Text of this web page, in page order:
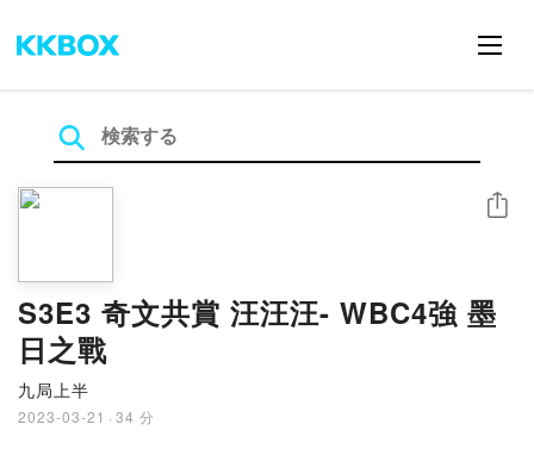
S3E3 奇文共賞 汪汪汪- WBC4強 墨
日之戰
九局上半
2023-03-21 · 34 分
シェア